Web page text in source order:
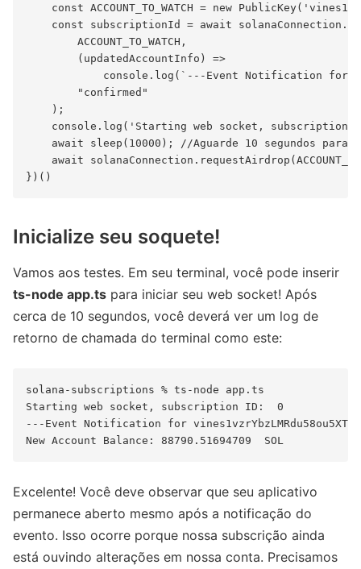
const ACCOUNT_TO_WATCH = new
const subscriptionId = await
        ACCOUNT_TO_WATCH,
        (updatedAccountInfo) =>
console.log(`---Event Notification for
        "confirmed"
    );
console.log('Starting web socket, subscription
await sleep(10000); //Aguarde 10 segundos para
await
Inicialize seu soquete!
Vamos aos testes. Em seu terminal, você pode inserir
ts-node app.ts para iniciar seu web socket! Após
cerca de 10 segundos, você deverá ver um log de
retorno de chamada do terminal como este:
​​solana-subscriptions % ts-node app.ts
Starting web socket, subscription ID:  0
---Event Notification for
Excelente! Você deve observar que seu aplicativo
permanece aberto mesmo após a notificação do
evento. Isso ocorre porque nossa subscrição ainda
está ouvindo alterações em nossa conta. Precisamos